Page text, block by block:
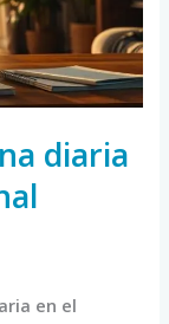
diaria
en el